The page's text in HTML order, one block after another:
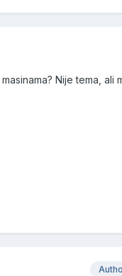
Nije tema, ali